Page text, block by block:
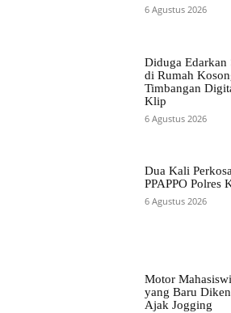
6 Agustus 2026
Diduga Edarkan
di Rumah
Timbangan
Klip
6 Agustus 2026
Dua Kali
PPAPPO Polres
6 Agustus 2026
Motor
yang Baru
Ajak Jogging